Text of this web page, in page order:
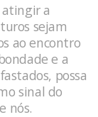
atingir a
sejam
ao encontro
e a
possa
sinal do
nós.